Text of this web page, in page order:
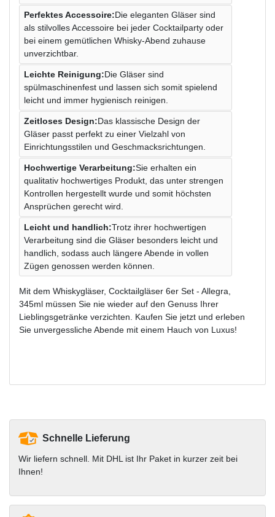
Perfektes Accessoire:Die eleganten Gläser sind
als stilvolles Accessoire bei jeder Cocktailparty oder
bei einem gemütlichen Whisky-Abend zuhause
unverzichtbar.
Leichte Reinigung:Die Gläser sind
spülmaschinenfest und lassen sich somit spielend
leicht und immer hygienisch reinigen.
Zeitloses Design:Das klassische Design der
Gläser passt perfekt zu einer Vielzahl von
Einrichtungsstilen und Geschmacksrichtungen.
Hochwertige Verarbeitung:Sie erhalten ein
qualitativ hochwertiges Produkt, das unter strengen
Kontrollen hergestellt wurde und somit höchsten
Ansprüchen gerecht wird.
Leicht und handlich:Trotz ihrer hochwertigen
Verarbeitung sind die Gläser besonders leicht und
handlich, sodass auch längere Abende in vollen
Zügen genossen werden können.
Mit dem Whiskygläser, Cocktailgläser 6er Set - Allegra,
345ml müssen Sie nie wieder auf den Genuss Ihrer
Lieblingsgetränke verzichten. Kaufen Sie jetzt und erleben
Sie unvergessliche Abende mit einem Hauch von Luxus!
Schnelle Lieferung
Wir liefern schnell. Mit DHL ist Ihr Paket in kurzer zeit bei
Ihnen!